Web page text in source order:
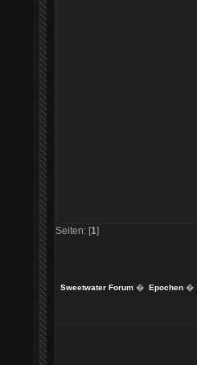
Seiten: [1]
Sweetwater Forum � Epochen�